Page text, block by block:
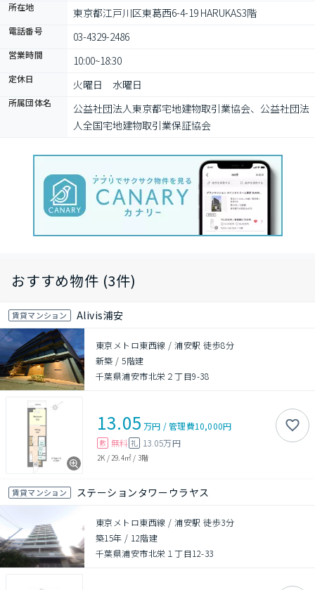
所在地 東京都江戸川区東葛西6-4-19 HARUKAS3階
電話番号 03-4329-2486
営業時間 10:00~18:30
定休日 火曜日　水曜日
所属団体名
公益社団法⼈東京都宅地建物取引業協会、公益社団法
⼈全国宅地建物取引業保証協会
おすすめ物件 (3件)
賃貸マンション Alivis浦安
東京メトロ東西線 / 浦安駅 徒歩8分
新築 /5階建
千葉県浦安市北栄２丁目9-38
13.05 万円 /管理費10,000円
敷 無料 礼 13.05万円
2K / 29.4㎡ / 3階
賃貸マンション ステーションタワーウラヤス
東京メトロ東西線 / 浦安駅 徒歩3分
築15年 / 12階建
千葉県浦安市北栄１丁目12-33